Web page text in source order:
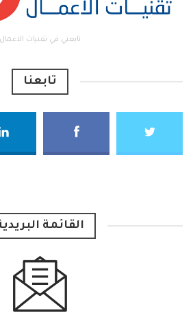
تابعني في تقنيات الاعمال
تابعنا
القائمة